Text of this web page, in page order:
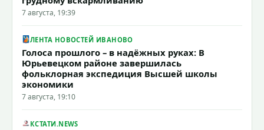
7 августа, 19:39
ЛЕНТА НОВОСТЕЙ ИВАНОВО
Голоса прошлого – в надёжных руках: В
Юрьевецком районе завершилась
фольклорная экспедиция Высшей школы
экономики
7 августа, 19:10
КСТАТИ.NEWS